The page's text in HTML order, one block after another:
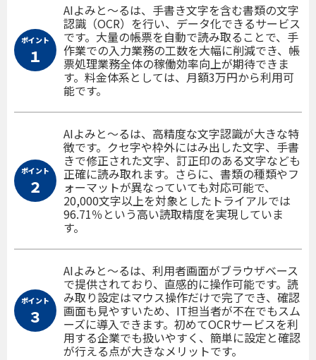
ポイント
１
AIよみと～るは、手書き文字を含む書類の文字
認識（OCR）を行い、データ化できるサービス
です。大量の帳票を自動で読み取ることで、手
作業での入力業務の工数を大幅に削減でき、帳
票処理業務全体の稼働効率向上が期待できま
す。料金体系としては、月額3万円から利用可
能です。
ポイント
２
AIよみと～るは、高精度な文字認識が大きな特
徴です。クセ字や枠外にはみ出した文字、手書
きで修正された文字、訂正印のある文字なども
正確に読み取れます。さらに、書類の種類やフ
ォーマットが異なっていても対応可能で、
20,000文字以上を対象としたトライアルでは
96.71％という高い読取精度を実現していま
す。
ポイント
３
AIよみと～るは、利用者画面がブラウザベース
で提供されており、直感的に操作可能です。読
み取り設定はマウス操作だけで完了でき、確認
画面も見やすいため、IT担当者が不在でもスム
ーズに導入できます。初めてOCRサービスを利
用する企業でも扱いやすく、簡単に設定と確認
が行える点が大きなメリットです。